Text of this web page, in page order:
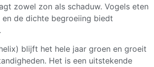
zowel zon als schaduw. Vogels eten
en de dichte begroeiing biedt
blijft het hele jaar groen en groeit
Het is een uitstekende